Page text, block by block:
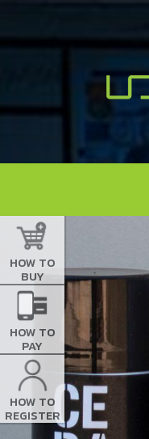
HOW TO
BUY
HOW TO
PAY
HOW TO
REGISTER